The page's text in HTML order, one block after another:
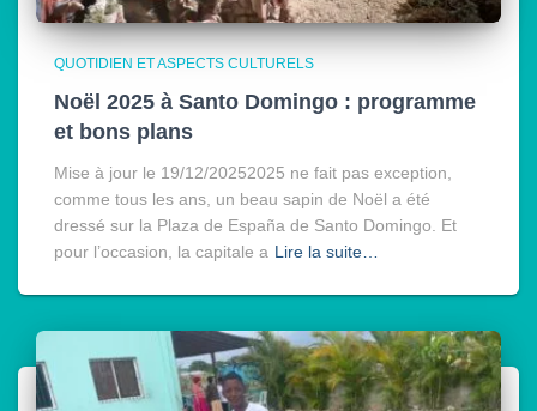
QUOTIDIEN ET ASPECTS CULTURELS
Noël 2025 à Santo Domingo : programme
et bons plans
Mise à jour le 19/12/20252025 ne fait pas exception,
comme tous les ans, un beau sapin de Noël a été
dressé sur la Plaza de España de Santo Domingo. Et
pour l’occasion, la capitale a Lire la suite…